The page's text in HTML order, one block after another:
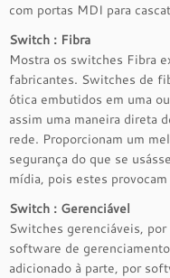
com portas MDI para
Switch : Fibra
Mostra os switches Fibra
fabricantes. Switches de
ótica embutidos em uma
assim uma maneira direta
rede. Proporcionam um
segurança do que se
mídia, pois estes provocam
Switch : Gerenciável
Switches gerenciáveis,
software de
adicionado à parte, por